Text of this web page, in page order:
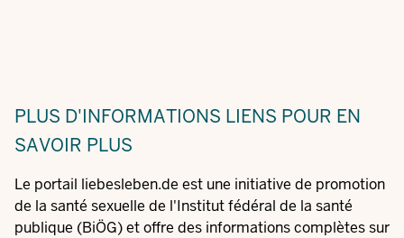
PLUS D'INFORMATIONS LIENS POUR EN
SAVOIR PLUS
Le portail liebesleben.de est une initiative de promotion
de la santé sexuelle de l'Institut fédéral de la santé
publique (BiÖG) et offre des informations complètes sur